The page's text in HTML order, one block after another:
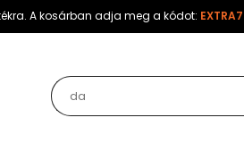
A kosárban adja meg a kódot: EXTRA7